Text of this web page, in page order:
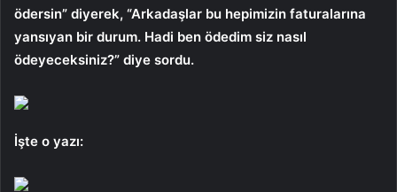
ödersin” diyerek, “Arkadaşlar bu hepimizin faturalarına
yansıyan bir durum. Hadi ben ödedim siz nasıl
ödeyeceksiniz?” diye sordu.
İşte o yazı: